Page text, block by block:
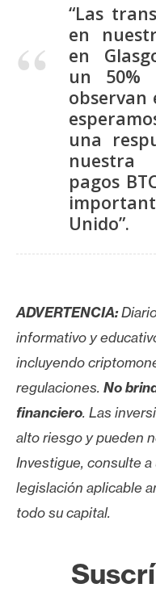
“Las
en
en
un 50%
observan
una
pagos
Unido”.
ADVERTENCIA:
informativo y
incluyendo
regulaciones. No
financiero. Las
alto riesgo y pueden
Investigue, consulte
legislación aplicable
todo su capital.